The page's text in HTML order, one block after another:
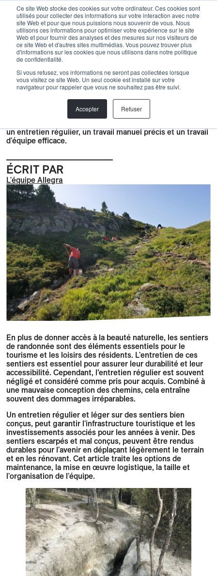
Ce site Web stocke des cookies sur votre ordinateur. Ces cookies sont
utilisés pour collecter des informations sur votre interaction avec notre
site Web et pour que nous puissions nous souvenir de vous. Nous
utilisons ces informations pour optimiser votre expérience sur le site
Web et pour fournir des analyses et des mesures sur nos visiteurs de
ce site Web et d'autres sites multimédias. Vous pouvez trouver plus
d'informations sur les cookies que nous utilisons dans notre politique
de confidentialité.
Si vous refusez, vos informations ne seront pas collectées lorsque
vous visitez ce site Web. Un seul cookie est installé sur votre
navigateur pour rappeler que vous ne souhaitez pas être suivi.
Accepter Refuser
Menu
Back
Construction,BLOG
SENTIERS DE RANDONNÉE :
TRÉSORS INAPERÇUS OU
BOMBES À RETARDEMENT ?
un entretien régulier, un travail manuel précis et un travail
d'équipe efficace.
ÉCRIT PAR
L'équipe Allegra
En plus de donner accès à la beauté naturelle, les sentiers
de randonnée sont des éléments essentiels pour le
tourisme et les loisirs des résidents. L'entretien de ces
sentiers est essentiel pour assurer leur durabilité et leur
accessibilité. Cependant, l’entretien régulier est souvent
négligé et considéré comme pris pour acquis. Combiné à
une mauvaise conception des chemins, cela entraîne
souvent des dommages irréparables.
Un entretien régulier et léger sur des sentiers bien
conçus, peut garantir l'infrastructure touristique et les
investissements associés pour les années à venir. Des
sentiers escarpés et mal conçus, peuvent être rendus
durables pour l'avenir en déplaçant légèrement le terrain
et en les rénovant. Cet article traite les options de
maintenance, la mise en œuvre logistique, la taille et
l'organisation de l'équipe.